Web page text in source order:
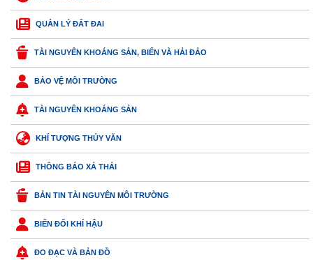
QUẢN LÝ ĐẤT ĐAI
TÀI NGUYÊN KHOÁNG SẢN, BIỂN VÀ HẢI ĐẢO
BẢO VỆ MÔI TRƯỜNG
TÀI NGUYÊN KHOÁNG SẢN
KHÍ TƯỢNG THỦY VĂN
THÔNG BÁO XẢ THẢI
BẢN TIN TÀI NGUYÊN MÔI TRƯỜNG
BIẾN ĐỔI KHÍ HẬU
ĐO ĐẠC VÀ BẢN ĐỒ